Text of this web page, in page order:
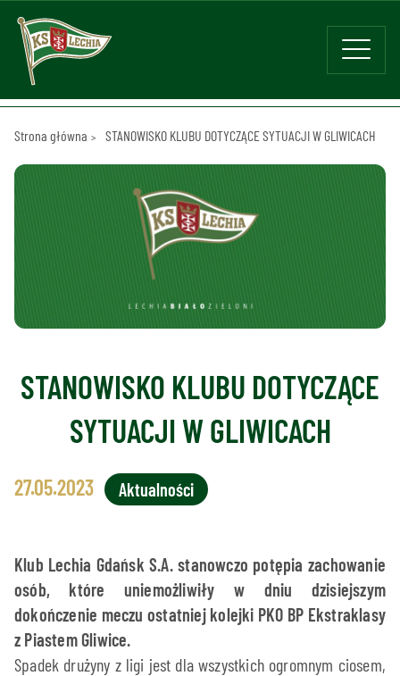
Strona główna STANOWISKO KLUBU DOTYCZĄCE SYTUACJI W GLIWICACH
STANOWISKO KLUBU DOTYCZĄCE
SYTUACJI W GLIWICACH
27.05.2023 Aktualności
Klub Lechia Gdańsk S.A. stanowczo potępia zachowanie
osób, które uniemożliwiły w dniu dzisiejszym
dokończenie meczu ostatniej kolejki PKO BP Ekstraklasy
z Piastem Gliwice.
Spadek drużyny z ligi jest dla wszystkich ogromnym ciosem,